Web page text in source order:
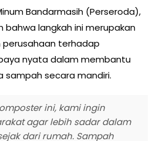
Bandarmasih (Perseroda),
bahwa langkah ini merupakan
perusahaan terhadap
nyata dalam membantu
sampah secara mandiri.
ini, kami ingin
agar lebih sadar dalam
dari rumah. Sampah